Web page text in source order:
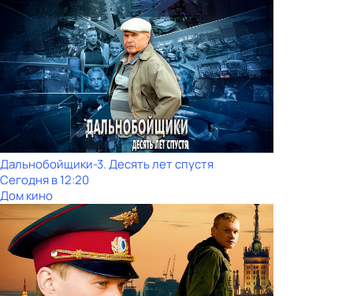
Дальнобойщики-3. Десять лет спустя
Сегодня в 12:20
Дом кино